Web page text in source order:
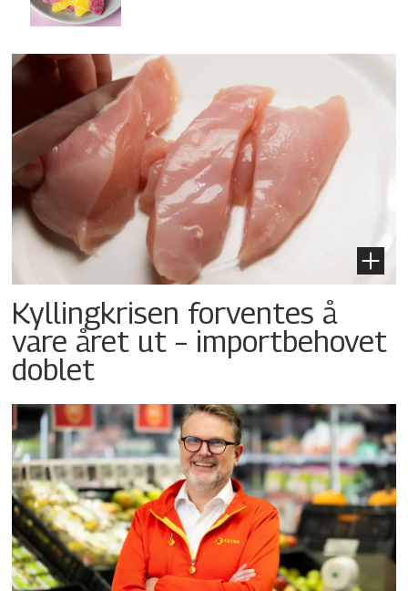
Kyllingkrisen forventes å
vare året ut – importbehovet
doblet